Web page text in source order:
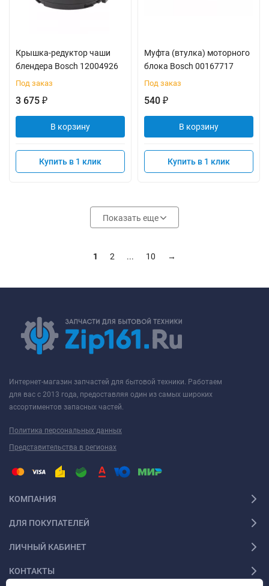
Крышка-редуктор чаши
блендера Bosch 12004926
Под заказ
3 675 ₽
В корзину
Купить в 1 клик
Муфта (втулка) моторного
блока Bosch 00167717
Под заказ
540 ₽
В корзину
Купить в 1 клик
Показать еще
1 2 ... 10 →
Интернет-магазин запчастей для бытовой техники. Работаем
для вас с 2013 года, предоставляя один из самых широких
ассортиментов запасных частей.
Политика персональных данных
Представительства в регионах
КОМПАНИЯ
ДЛЯ ПОКУПАТЕЛЕЙ
ЛИЧНЫЙ КАБИНЕТ
КОНТАКТЫ